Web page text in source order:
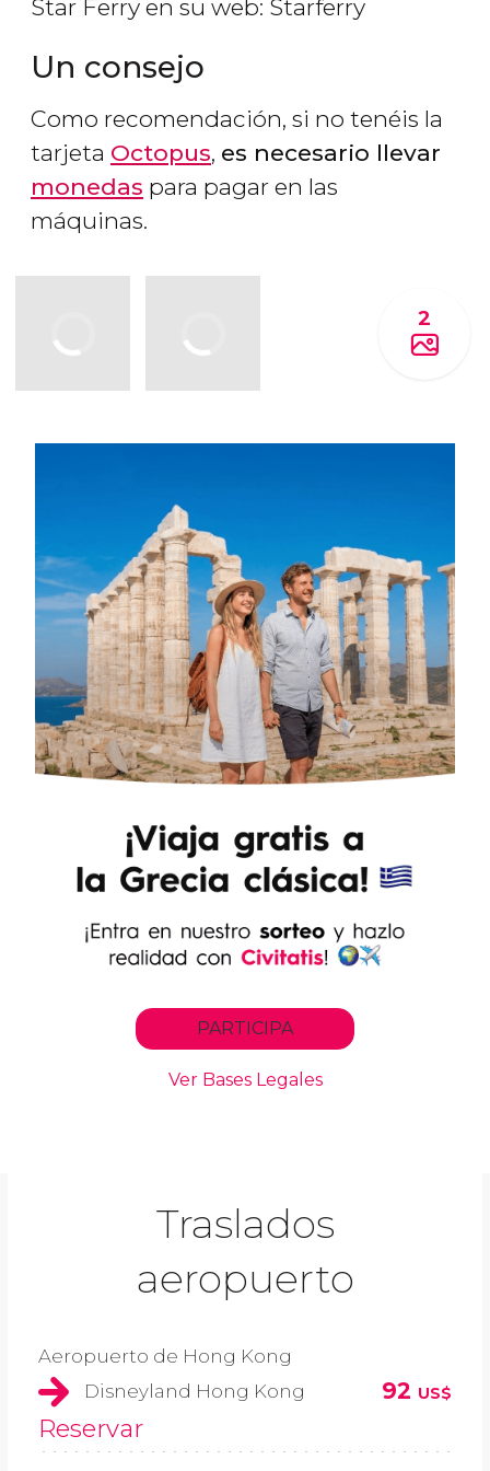
Star Ferry en su web: Starferry
Un consejo
Como recomendación, si no tenéis la
tarjeta Octopus, es necesario llevar
monedas para pagar en las
máquinas.
2
Traslados
aeropuerto
Aeropuerto de Hong Kong
Disneyland Hong Kong
92 US$
Reservar